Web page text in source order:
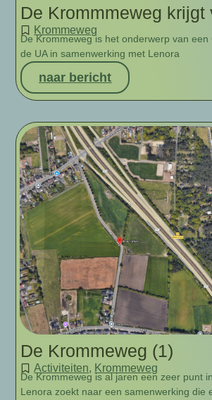
De Krommmeweg krijgt
Krommeweg
De Krommeweg is het onderwerp van een
de UA in samenwerking met Lenora
naar bericht
De Krommeweg (1)
Activiteiten, Krommeweg
De Krommeweg is al jaren een zeer punt
Lenora zoekt naar een samenwerking die